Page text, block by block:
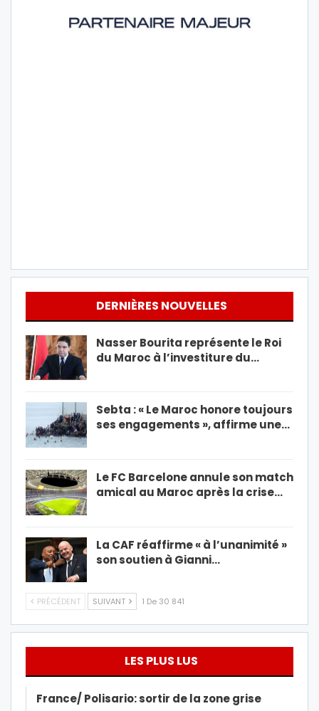
DERNIÈRES NOUVELLES
Nasser Bourita représente le Roi
du Maroc à l’investiture du…
Sebta : « Le Maroc honore toujours
ses engagements », affirme une…
Le FC Barcelone annule son match
amical au Maroc après la crise…
La CAF réaffirme « à l’unanimité »
son soutien à Gianni…
PRÉCÉDENT SUIVANT 1 De 30 841
LES PLUS LUS
France/ Polisario: sortir de la zone grise